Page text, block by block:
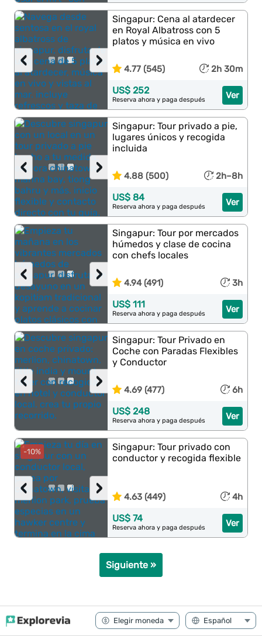
›
‹
Singapur: Cena al atardecer
en Royal Albatross con 5
platos y música en vivo
4.77 (545) 2h 30m
Ver
US$ 252
Reserva ahora y paga después
›
‹
Singapur: Tour privado a pie,
lugares únicos y recogida
incluida
4.88 (500) 2h–8h
Ver
US$ 84
Reserva ahora y paga después
›
‹
Singapur: Tour por mercados
húmedos y clase de cocina
con chefs locales
4.94 (491) 3h
Ver
US$ 111
Reserva ahora y paga después
›
‹
Singapur: Tour Privado en
Coche con Paradas Flexibles
y Conductor
4.69 (477) 6h
Ver
US$ 248
Reserva ahora y paga después
-10%
›
‹
Singapur: Tour privado con
conductor y recogida flexible
4.63 (449) 4h
Ver
US$ 74
Reserva ahora y paga después
Siguiente »